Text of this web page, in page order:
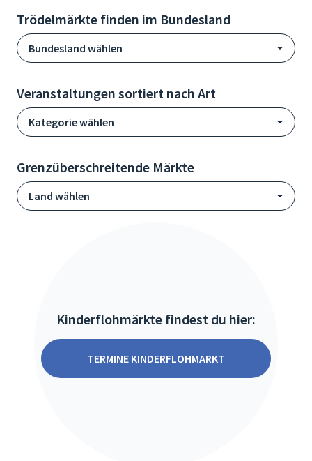
Trödelmärkte finden im Bundesland
Bundesland wählen
Veranstaltungen sortiert nach Art
Kategorie wählen
Grenzüberschreitende Märkte
Land wählen
Kinderflohmärkte findest du hier:
TERMINE KINDERFLOHMARKT